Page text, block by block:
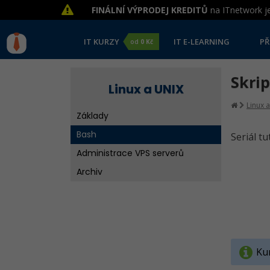
FINÁLNÍ VÝPRODEJ KREDITŮ na ITnetwork
IT KURZY od 0 Kč IT E-LEARNING
Linux a UNIX
Základy
Bash
Administrace VPS serverů
Archiv
Linux
Seriál